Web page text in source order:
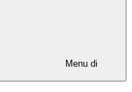
Menu di